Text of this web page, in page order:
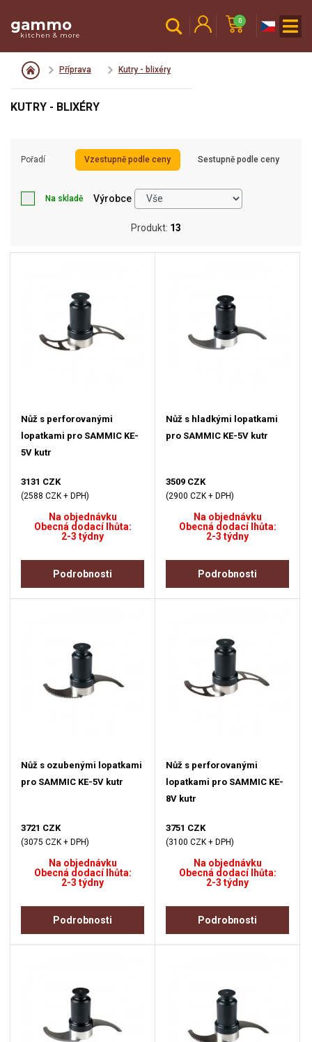
gammo
kitchen & more
0
Příprava Kutry - blixéry
KUTRY - BLIXÉRY
Pořadí Vzestupně podle ceny Sestupně podle ceny
Na skladě Výrobce
Produkt: 13
Nůž s perforovanými
lopatkami pro SAMMIC KE-
5V kutr
3131 CZK
(2588 CZK + DPH)
Na objednávku
Obecná dodací lhůta:
2-3 týdny
Podrobnosti
Nůž s hladkými lopatkami
pro SAMMIC KE-5V kutr
3509 CZK
(2900 CZK + DPH)
Na objednávku
Obecná dodací lhůta:
2-3 týdny
Podrobnosti
Nůž s ozubenými lopatkami
pro SAMMIC KE-5V kutr
3721 CZK
(3075 CZK + DPH)
Na objednávku
Obecná dodací lhůta:
2-3 týdny
Podrobnosti
Nůž s perforovanými
lopatkami pro SAMMIC KE-
8V kutr
3751 CZK
(3100 CZK + DPH)
Na objednávku
Obecná dodací lhůta:
2-3 týdny
Podrobnosti